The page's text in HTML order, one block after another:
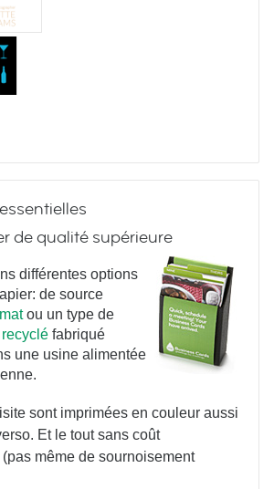
All in the
Latte Art
de qualité supérieure
différentes options
de source
ou un type de
recyclé fabriqué
une usine alimentée
sont imprimées en couleur aussi
Et le tout sans coût
même de sournoisement